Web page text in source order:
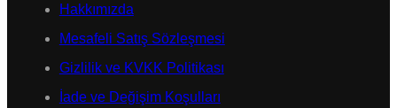
Hakkımızda
Mesafeli Satış Sözleşmesi
Gizlilik ve KVKK Politikası
İade ve Değişim Koşulları